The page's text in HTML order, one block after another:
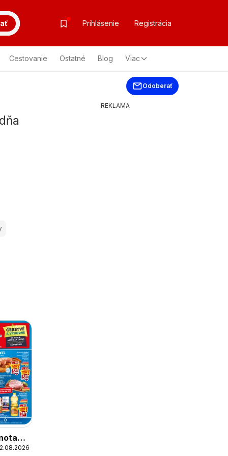
Prihlásenie Registrácia
Cestovanie Ostatné Blog Viac
Odoberať
REKLAMA